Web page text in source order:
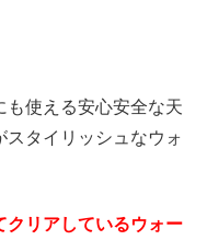
も使える安心安全な天
タイリッシュなウォ
クリアしているウォー